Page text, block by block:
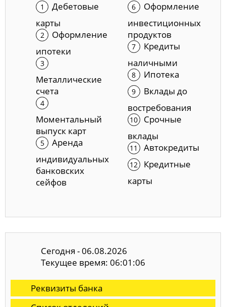
Дебетовые
карты
Оформление
ипотеки
Металлические
счета
Моментальный
выпуск карт
Аренда
индивидуальных
банковских
сейфов
Оформление
инвестиционных
продуктов
Кредиты
наличными
Ипотека
Вклады до
востребования
Срочные
вклады
Автокредиты
Кредитные
карты
Сегодня - 06.08.2026
Текущее время: 06:01:07
Реквизиты банка